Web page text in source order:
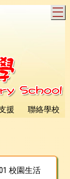
援 聯絡學校
校園生活